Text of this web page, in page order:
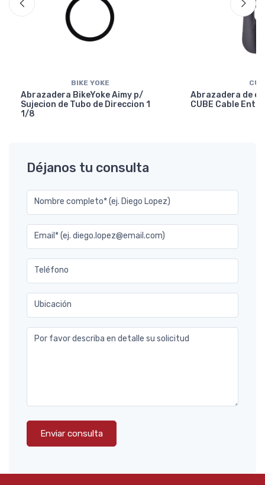
BIKE YOKE
Abrazadera BikeYoke Aimy p/
Sujecion de Tubo de Direccion 1
1/8
Abrazadera de
CUBE Cable
Déjanos tu consulta
Nombre completo* (ej. Diego Lopez)
Email* (ej. diego.lopez@email.com)
Teléfono
Ubicación
Por favor describa en detalle su solicitud
Enviar consulta